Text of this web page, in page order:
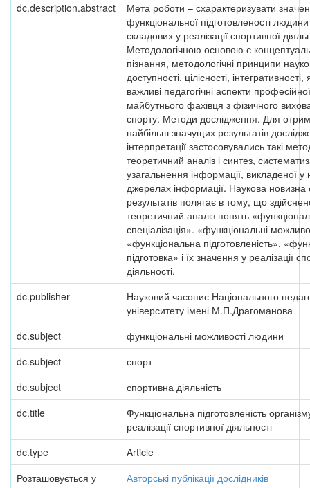
dc.description.abstract
Мета роботи – схарактеризувати
функціональної підготовленості людини
складових у реалізації спортивної
Методологічною основою є
пізнання, методологічні принципи
доступності, цілісності,
важливі педагогічні аспекти
майбутнього фахівця з фізичного
спорту. Методи дослідження. Для
найбільш значущих результатів
інтерпретації застосовувались такі
теоретичний аналіз і синтез,
узагальнення інформації, викладеної у
джерелах інформації. Наукова
результатів полягає в тому, що
теоретичний аналіз понять
спеціалізація». «функціональні
«функціональна підготовленість»,
підготовка» і їх значення у реалізації
діяльності.
dc.publisher
Науковий часопис Національного
університету імені М.П.Драгоманова
dc.subject
функціональні можливості людини
dc.subject
спорт
dc.subject
спортивна діяльність
dc.title
Функціональна підготовленість
реалізації спортивної діяльності
dc.type
Article
Розташовується у
Авторські публікації дослідників